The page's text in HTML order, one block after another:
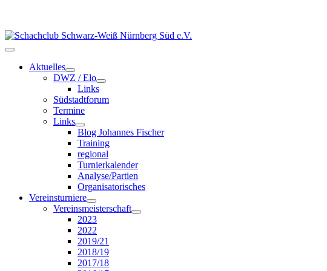
Aktuelles
DWZ / Elo
Links
Südstadtforum
Termine
Links
Blog Johannes Fischer
Training
regional
Turnierkalender
Analyse/Partien
Organisatorisches
Vereinsturniere
Vereinsmeisterschaft
2023
2022
2019/21
2018/19
2017/18